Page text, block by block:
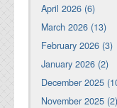
April 2026 (6)
March 2026 (13)
February 2026 (3)
January 2026 (2)
December 2025
November 2025 (2)